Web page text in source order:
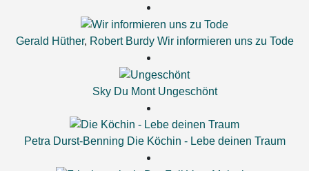
Gerald Hüther, Robert Burdy Wir informieren uns zu Tode
Sky Du Mont Ungeschönt
Petra Durst-Benning Die Köchin - Lebe deinen Traum